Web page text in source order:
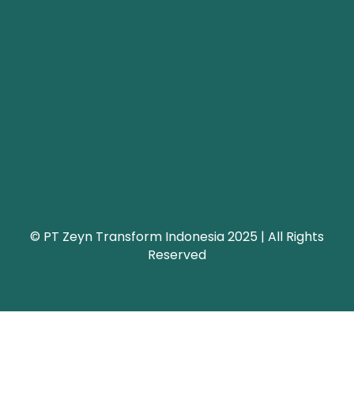
© PT Zeyn Transform Indonesia 2025 | All Rights
Reserved